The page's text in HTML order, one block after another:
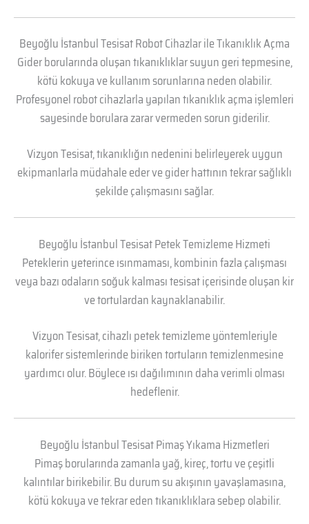
Beyoğlu İstanbul Tesisat Robot Cihazlar ile Tıkanıklık Açma
Gider borularında oluşan tıkanıklıklar suyun geri tepmesine,
kötü kokuya ve kullanım sorunlarına neden olabilir.
Profesyonel robot cihazlarla yapılan tıkanıklık açma işlemleri
sayesinde borulara zarar vermeden sorun giderilir.
Vizyon Tesisat, tıkanıklığın nedenini belirleyerek uygun
ekipmanlarla müdahale eder ve gider hattının tekrar sağlıklı
şekilde çalışmasını sağlar.
Beyoğlu İstanbul Tesisat Petek Temizleme Hizmeti
Peteklerin yeterince ısınmaması, kombinin fazla çalışması
veya bazı odaların soğuk kalması tesisat içerisinde oluşan kir
ve tortulardan kaynaklanabilir.
Vizyon Tesisat, cihazlı petek temizleme yöntemleriyle
kalorifer sistemlerinde biriken tortuların temizlenmesine
yardımcı olur. Böylece ısı dağılımının daha verimli olması
hedeflenir.
Beyoğlu İstanbul Tesisat Pimaş Yıkama Hizmetleri
Pimaş borularında zamanla yağ, kireç, tortu ve çeşitli
kalıntılar birikebilir. Bu durum su akışının yavaşlamasına,
kötü kokuya ve tekrar eden tıkanıklıklara sebep olabilir.